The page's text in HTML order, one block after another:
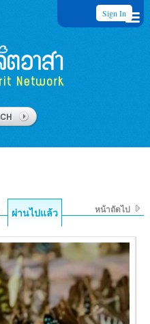
Sign In
ผ่านไปแล้ว หน้าถัดไป